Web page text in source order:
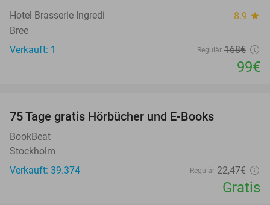
Hotel Brasserie Ingredi 8.9 star
Bree
Verkauft: 1
Regulär 168€
99€
75 Tage gratis Hörbücher und E-Books
BookBeat
Stockholm
Verkauft: 39.374
Regulär 22,47€
Gratis